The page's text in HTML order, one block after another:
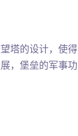
塔的设计，使得
，堡垒的军事功